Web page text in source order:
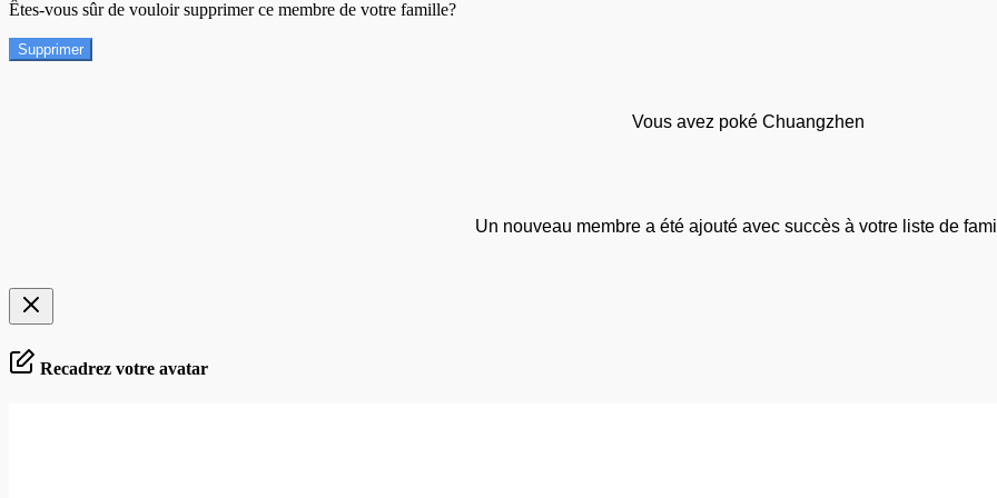
Êtes-vous sûr de vouloir supprimer ce membre de votre famille?
Supprimer
Vous avez poké Chuangzhen
Un nouveau membre a été ajouté avec succès à votre liste de
Recadrez votre avatar